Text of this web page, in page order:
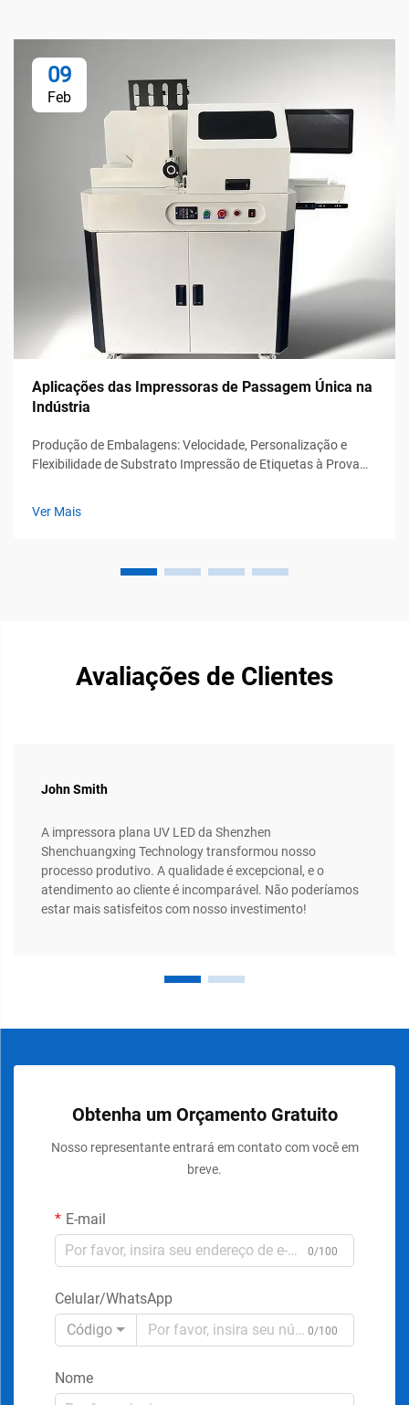
09
Feb
Aplicações das Impressoras de Passagem Única na
Indústria
Produção de Embalagens: Velocidade, Personalização e
Flexibilidade de Substrato Impressão de Etiquetas à Prova
Ver Mais
Avaliações de Clientes
John Smith
A impressora plana UV LED da Shenzhen
Shenchuangxing Technology transformou nosso
processo produtivo. A qualidade é excepcional, e o
atendimento ao cliente é incomparável. Não poderíamos
estar mais satisfeitos com nosso investimento!
Obtenha um Orçamento Gratuito
Nosso representante entrará em contato com você em
breve.
E-mail
0/100
Celular/WhatsApp
Código
0/100
Nome